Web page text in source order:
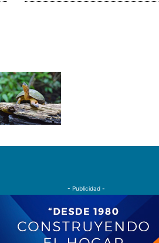
- Publicidad -